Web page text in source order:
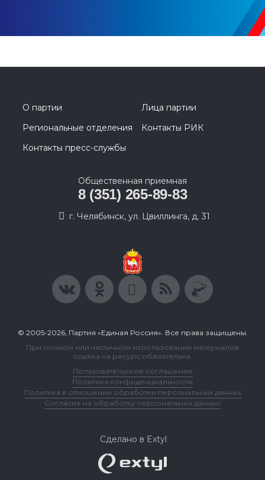
О партии
Лица партии
Региональные отделения
Контакты РИК
Контакты пресс-службы
Общественная приемная
8 (351) 265-89-83
г. Челябинск, ул. Цвиллинга, д. 31
© 2005-2026, Партия «Единая Россия». Все права защищены.
При полном или частичном использовании материалов
ссылка на ресурс обязательна.
Пользовательское соглашение
Политика конфиденциальности
Политика в отношении обработки персональных данных
Согласие на обработку персональных данных
Сделано в Extyl